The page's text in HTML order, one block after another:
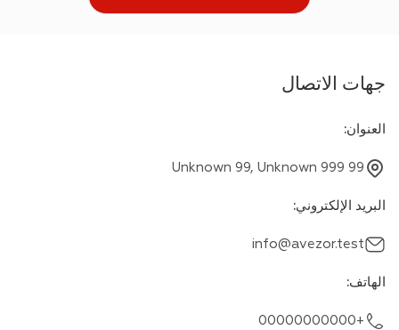
جهات الاتصال
العنوان:
Unknown 99, Unknown 999 99
البريد الإلكتروني:
info@avezor.test
الهاتف:
+00000000000